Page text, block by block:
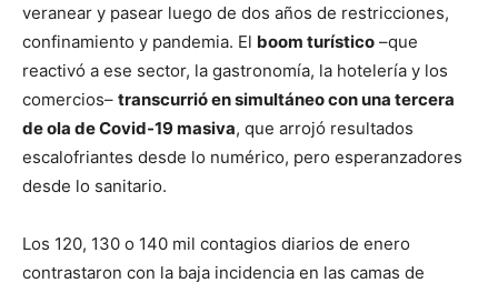
veranear y pasear luego de dos años de restricciones,
confinamiento y pandemia. El boom turístico –que
reactivó a ese sector, la gastronomía, la hotelería y los
comercios– transcurrió en simultáneo con una tercera
de ola de Covid-19 masiva, que arrojó resultados
escalofriantes desde lo numérico, pero esperanzadores
desde lo sanitario.
Los 120, 130 o 140 mil contagios diarios de enero
contrastaron con la baja incidencia en las camas de